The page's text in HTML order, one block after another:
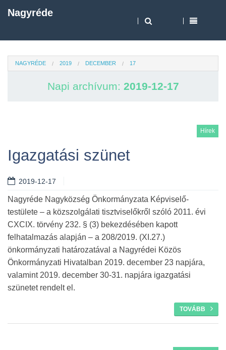
Nagyréde
NAGYRÉDE 2019 DECEMBER 17
Napi archívum: 2019-12-17
Hírek
Igazgatási szünet
2019-12-17
Nagyréde Nagyközség Önkormányzata Képviselő-
testülete – a közszolgálati tisztviselőkről szóló 2011. évi
CXCIX. törvény 232. § (3) bekezdésében kapott
felhatalmazás alapján – a 208/2019. (XI.27.)
önkormányzati határozatával a Nagyrédei Közös
Önkormányzati Hivatalban 2019. december 23 napjára,
valamint 2019. december 30-31. napjára igazgatási
szünetet rendelt el.
TOVÁBB